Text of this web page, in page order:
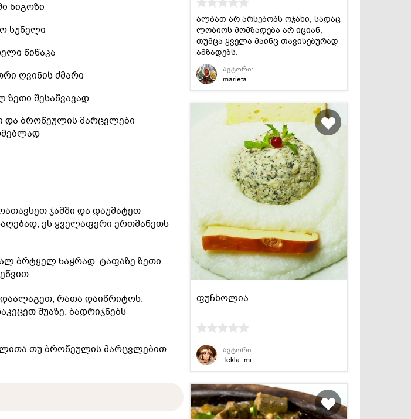
ნიგოზი
სუნელი
წიწაკა
ღვინის ძმარი
შესაწვავად
და ბროწეულის მარცვლები
ჯამში და დაუმატეთ
ეს ყველაფერი ერთმანეთს
ბრტყელ ნაჭრად. ტაფაზე ზეთი
რათა დაიწრიტოს.
შუაზე. ბადრიჯნებს
თუ ბროწეულის მარცვლებით.
ალბათ არ არსებობს ოჯახი, სადაც
ლობიოს მომზადება არ იციან,
თუმცა ყველა მაინც თავისებურად
ამზადებს.
ავტორი:
marieta
ფუჩხოლია
ავტორი:
Tekla_mi